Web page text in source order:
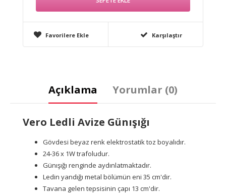
Favorilere Ekle Karşılaştır
Açıklama Yorumlar (0)
Vero Ledli Avize Günışığı
Gövdesi beyaz renk elektrostatik toz boyalıdır.
24-36 x 1W trafoludur.
Günışığı renginde aydınlatmaktadır.
Ledin yandığı metal bölümün eni 35 cm'dir.
Tavana gelen tepsisinin çapı 13 cm'dir.